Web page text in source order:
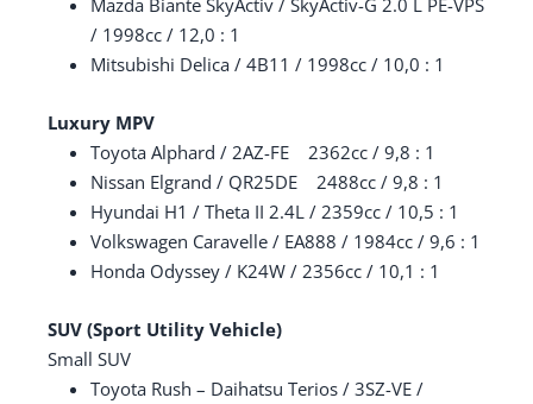
/ 1998cc / 12,0 : 1
Mitsubishi Delica / 4B11 / 1998cc / 10,0 : 1
Luxury MPV
Toyota Alphard / 2AZ-FE 2362cc / 9,8 : 1
Nissan Elgrand / QR25DE 2488cc / 9,8 : 1
Hyundai H1 / Theta II 2.4L / 2359cc / 10,5 : 1
Volkswagen Caravelle / EA888 / 1984cc / 9,6 : 1
Honda Odyssey / K24W / 2356cc / 10,1 : 1
SUV (Sport Utility Vehicle)
Small SUV
Toyota Rush – Daihatsu Terios / 3SZ-VE /